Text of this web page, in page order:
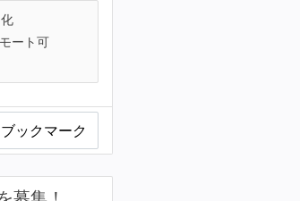
ート可
ブックマーク